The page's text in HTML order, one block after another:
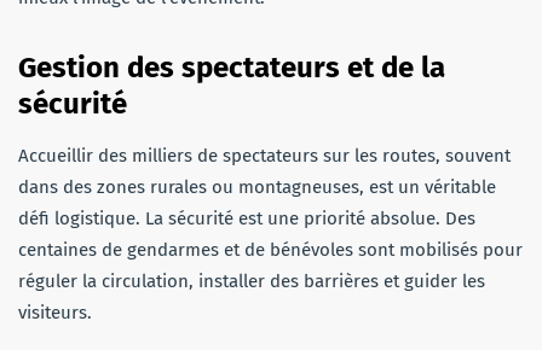
Gestion des spectateurs et de la
sécurité
Accueillir des milliers de spectateurs sur les routes, souvent
dans des zones rurales ou montagneuses, est un véritable
défi logistique. La sécurité est une priorité absolue. Des
centaines de gendarmes et de bénévoles sont mobilisés pour
réguler la circulation, installer des barrières et guider les
visiteurs.